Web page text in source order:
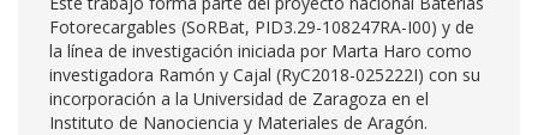
Fotorecargables (SoRBat, PID3.29-108247RA-I00) y de
la línea de investigación iniciada por Marta Haro como
investigadora Ramón y Cajal (RyC2018-025222I) con su
incorporación a la Universidad de Zaragoza en el
Instituto de Nanociencia y Materiales de Aragón.